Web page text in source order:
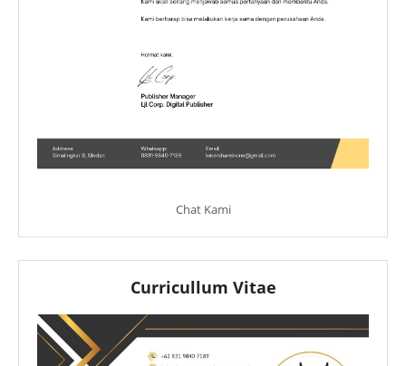
Chat Kami
Curricullum Vitae